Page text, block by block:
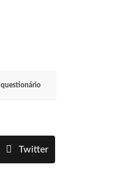
questionário
Twitter